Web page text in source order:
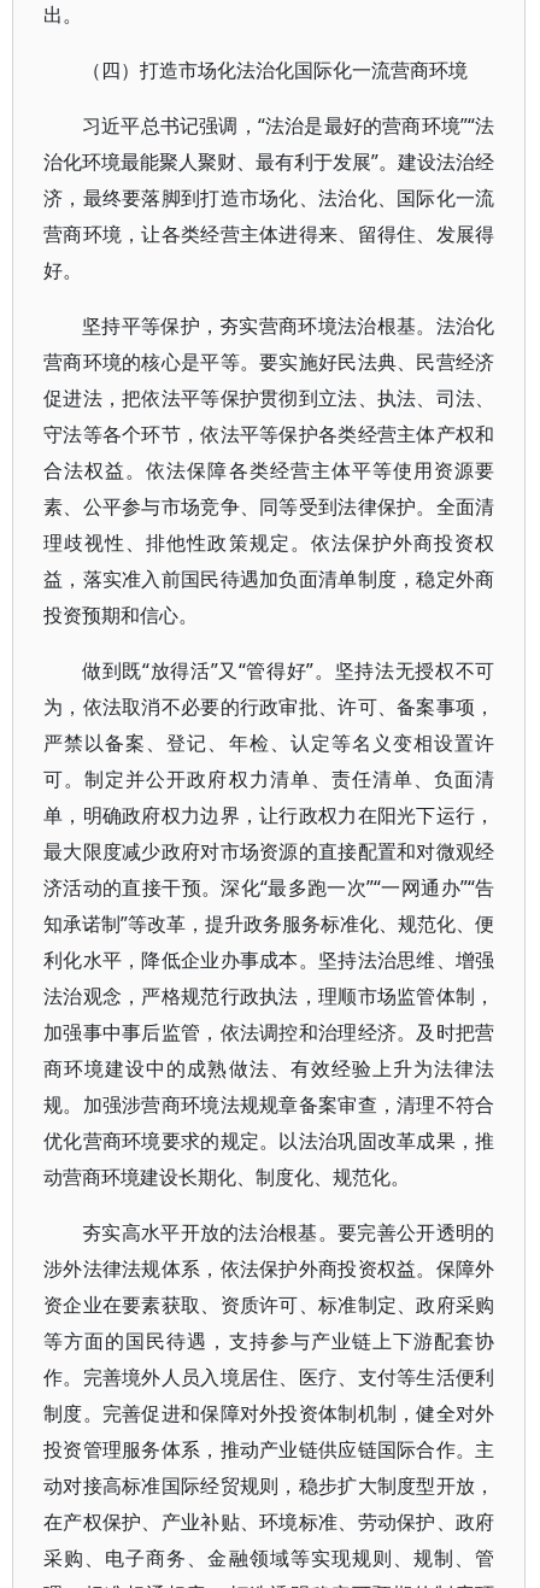
出。
（四）打造市场化法治化国际化一流营商环境
习近平总书记强调，“法治是最好的营商环境”“法
治化环境最能聚人聚财、最有利于发展”。建设法治经
济，最终要落脚到打造市场化、法治化、国际化一流
营商环境，让各类经营主体进得来、留得住、发展得
好。
坚持平等保护，夯实营商环境法治根基。法治化
营商环境的核心是平等。要实施好民法典、民营经济
促进法，把依法平等保护贯彻到立法、执法、司法、
守法等各个环节，依法平等保护各类经营主体产权和
合法权益。依法保障各类经营主体平等使用资源要
素、公平参与市场竞争、同等受到法律保护。全面清
理歧视性、排他性政策规定。依法保护外商投资权
益，落实准入前国民待遇加负面清单制度，稳定外商
投资预期和信心。
做到既“放得活”又“管得好”。坚持法无授权不可
为，依法取消不必要的行政审批、许可、备案事项，
严禁以备案、登记、年检、认定等名义变相设置许
可。制定并公开政府权力清单、责任清单、负面清
单，明确政府权力边界，让行政权力在阳光下运行，
最大限度减少政府对市场资源的直接配置和对微观经
济活动的直接干预。深化“最多跑一次”“一网通办”“告
知承诺制”等改革，提升政务服务标准化、规范化、便
利化水平，降低企业办事成本。坚持法治思维、增强
法治观念，严格规范行政执法，理顺市场监管体制，
加强事中事后监管，依法调控和治理经济。及时把营
商环境建设中的成熟做法、有效经验上升为法律法
规。加强涉营商环境法规规章备案审查，清理不符合
优化营商环境要求的规定。以法治巩固改革成果，推
动营商环境建设长期化、制度化、规范化。
夯实高水平开放的法治根基。要完善公开透明的
涉外法律法规体系，依法保护外商投资权益。保障外
资企业在要素获取、资质许可、标准制定、政府采购
等方面的国民待遇，支持参与产业链上下游配套协
作。完善境外人员入境居住、医疗、支付等生活便利
制度。完善促进和保障对外投资体制机制，健全对外
投资管理服务体系，推动产业链供应链国际合作。主
动对接高标准国际经贸规则，稳步扩大制度型开放，
在产权保护、产业补贴、环境标准、劳动保护、政府
采购、电子商务、金融领域等实现规则、规制、管